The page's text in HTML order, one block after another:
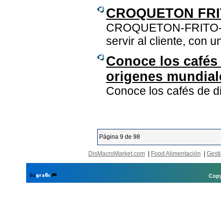
CROQUETON
CROQUETON-
servir al cliente, con
Conoce los
origenes
Conoce los cafés de
Página 9 de 98
DisMacroMarket.com| Food Alimentación